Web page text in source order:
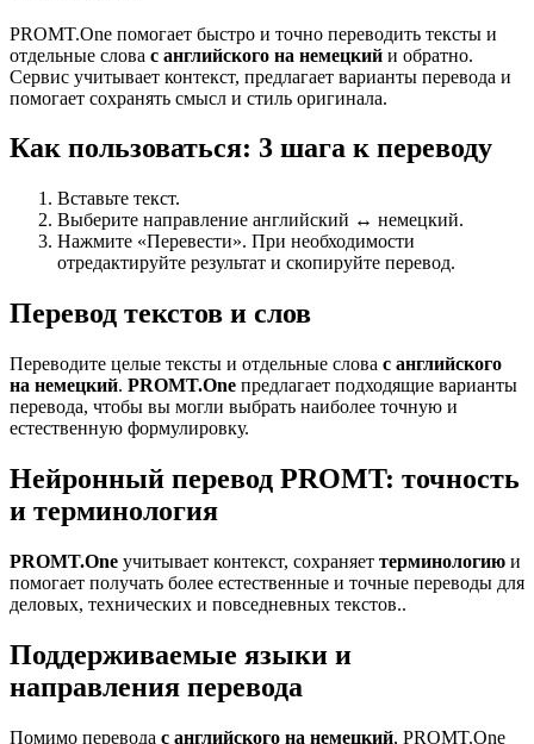
PROMT.One помогает быстро и точно переводить тексты и
отдельные слова с английского на немецкий и обратно.
Сервис учитывает контекст, предлагает варианты перевода и
помогает сохранять смысл и стиль оригинала.
Как пользоваться: 3 шага к переводу
Вставьте текст.
Выберите направление английский ↔ немецкий.
Нажмите «Перевести». При необходимости
отредактируйте результат и скопируйте перевод.
Перевод текстов и слов
Переводите целые тексты и отдельные слова с английского
на немецкий. PROMT.One предлагает подходящие варианты
перевода, чтобы вы могли выбрать наиболее точную и
естественную формулировку.
Нейронный перевод PROMT: точность
и терминология
PROMT.One учитывает контекст, сохраняет терминологию и
помогает получать более естественные и точные переводы для
деловых, технических и повседневных текстов..
Поддерживаемые языки и
направления перевода
Помимо перевода с английского на немецкий, PROMT.One